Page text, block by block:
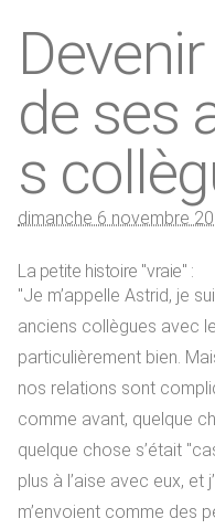
de ses
s
dimanche 6 novembre
La petite histoire "vraie" :
"Je m’appelle Astrid, je
anciens collègues avec
particulièrement bien.
nos relations sont
comme avant, quelque
quelque chose s’était
plus à l’aise avec eux, et
m’envoient comme des